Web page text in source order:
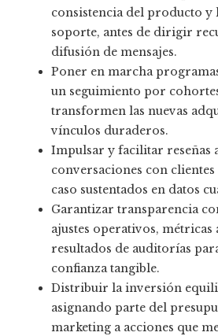
consistencia del producto y
soporte, antes de dirigir
difusión de mensajes.
Poner en marcha
un seguimiento por
transformen las nuevas
vínculos duraderos.
Impulsar y facilitar reseñas
conversaciones con
caso sustentados en datos
Garantizar transparencia
ajustes operativos, métricas
resultados de auditorías
confianza tangible.
Distribuir la inversión
asignando parte del
marketing a acciones que